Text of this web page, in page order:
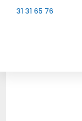
31 31 65 76